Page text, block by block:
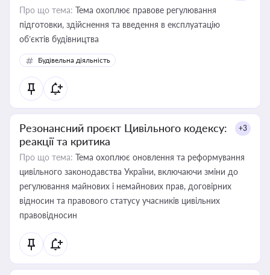
Про що тема: Тема охоплює правове регулювання
підготовки, здійснення та введення в експлуатацію
об’єктів будівництва
Будівельна діяльність
Резонансний проєкт Цивільного кодексу:
реакції та критика
+3
Про що тема: Тема охоплює оновлення та реформування
цивільного законодавства України, включаючи зміни до
регулювання майнових і немайнових прав, договірних
відносин та правового статусу учасників цивільних
правовідносин